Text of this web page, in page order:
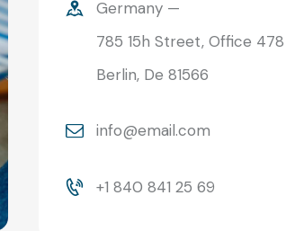
Germany —
785 15h Street, Office 478
Berlin, De 81566
info@email.com
+1 840 841 25 69